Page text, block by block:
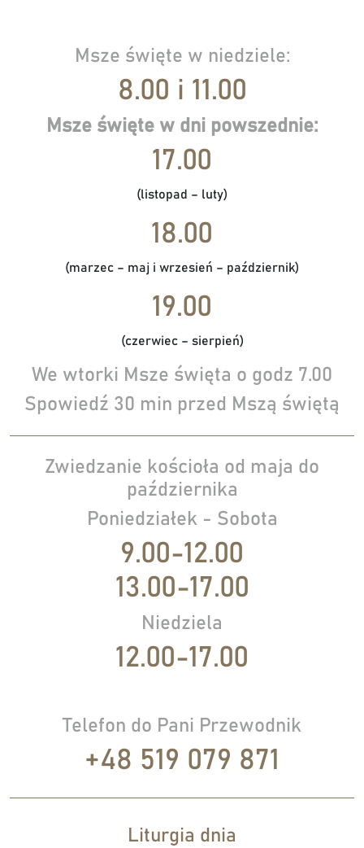
Msze święte w niedziele:
8.00 i 11.00
Msze święte w dni powszednie:
17.00
(listopad – luty)
18.00
(marzec – maj i wrzesień – październik)
19.00
(czerwiec – sierpień)
We wtorki Msze święta o godz 7.00
Spowiedź 30 min przed Mszą świętą
Zwiedzanie kościoła od maja do
października
Poniedziałek - Sobota
9.00-12.00
13.00-17.00
Niedziela
12.00-17.00
Telefon do Pani Przewodnik
+48 519 079 871
Liturgia dnia